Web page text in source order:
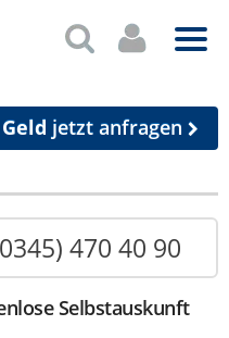
jetzt anfragen
470 40 90
Selbstauskunft